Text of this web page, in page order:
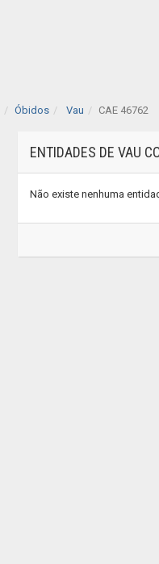
Óbidos Vau CAE 46762
ENTIDADES DE VAU
Não existe nenhuma